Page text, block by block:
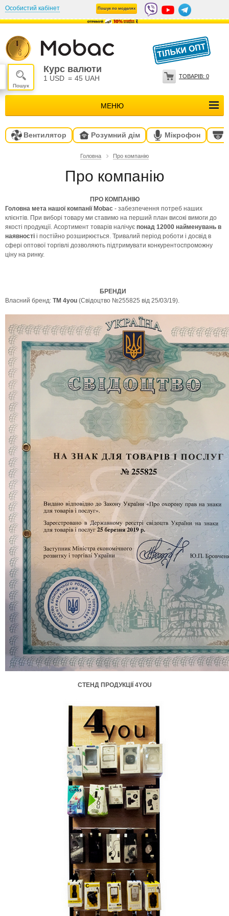
Особистий кабінет Пошук по моделях
Курс валюти
1 USD = 45 UAH
МЕНЮ
ТОВАРІВ: 0
Вентилятор Розумний дім Мікрофон
Головна Про компанію
Про компанію
ПРО КОМПАНІЮ
Головна мета нашої компанії Mobac - забезпечення потреб наших
клієнтів. При виборі товару ми ставимо на перший план високі вимоги до
якості продукції. Асортимент товарів налічує понад 12000 найменувань в
наявності і постійно розширюється. Тривалий період роботи і досвід в
сфері оптової торгівлі дозволяють підтримувати конкурентоспроможну
ціну на ринку.
БРЕНДИ
Власний бренд: ТМ 4you (Свідоцтво №255825 від 25/03/19).
СТЕНД ПРОДУКЦІЇ 4YOU